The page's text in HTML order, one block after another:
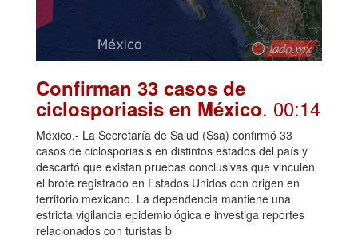
Confirman 33 casos de
ciclosporiasis en México. 00:14
México.- La Secretaría de Salud (Ssa) confirmó 33
casos de ciclosporiasis en distintos estados del país y
descartó que existan pruebas conclusivas que vinculen
el brote registrado en Estados Unidos con origen en
territorio mexicano. La dependencia mantiene una
estricta vigilancia epidemiológica e investiga reportes
relacionados con turistas b